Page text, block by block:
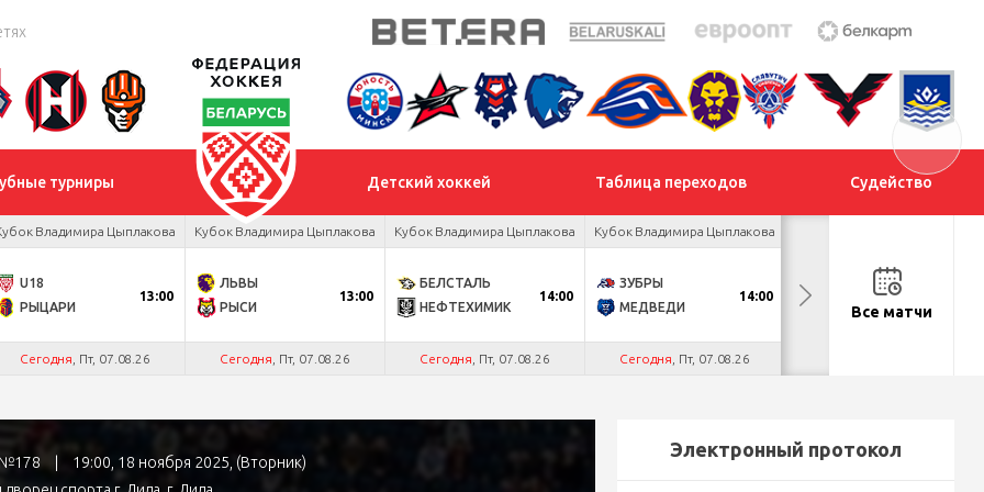
турниры Детский хоккей Таблица переходов Судейство
Владимира Цыплакова
U18
РЫЦАРИ
13:00
Сегодня , Пт, 07.08.26
Кубок Владимира Цыплакова
ЛЬВЫ
РЫСИ
13:00
Сегодня , Пт, 07.08.26
Кубок Владимира Цыплакова
БЕЛСТАЛЬ
НЕФТЕХИМИК
14:00
Сегодня , Пт, 07.08.26
Кубок Владимира Цыплакова
ЗУБРЫ
МЕДВЕДИ
14:00
Сегодня , Пт, 07.08.26
ДНМ-ШИННИК
ТАЙФУНВсе матчи
№178
19:00, 18 ноября 2025, (Вторник)
Электронный протокол